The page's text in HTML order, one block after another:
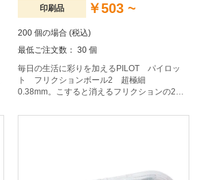
印刷品 ￥503 ~
200 個の場合 (税込)
最低ご注文数： 30 個
毎日の生活に彩りを加えるPILOT パイロッ
ト フリクションボール2 超極細
0.38mm。こすると消えるフリクションの2色
でも書き消し可能な利便性の高い2色ボールペ